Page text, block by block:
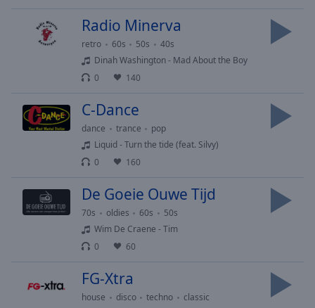
Beginning
cancel
Radio Minerva
retro 60s 50s
40s
Dinah Washington - Mad About the Boy
0
140
C-Dance
dance trance
pop
Liquid - Turn the tide (feat. Silvy)
0
160
De Goeie Ouwe Tijd
70s oldies 60s
50s
Wim De Craene - Tim
0
60
FG-Xtra
house disco techno
classic